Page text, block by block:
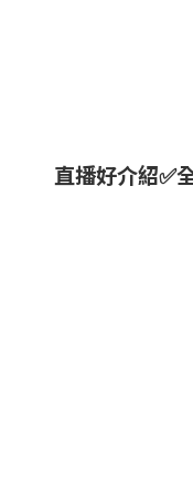
直播好介紹✅